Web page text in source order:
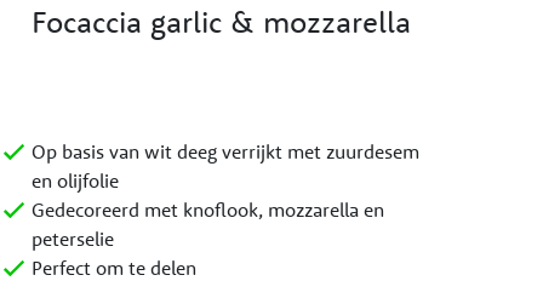
Focaccia garlic & mozzarella
Op basis van wit deeg verrijkt met zuurdesem
en olijfolie
Gedecoreerd met knoflook, mozzarella en
peterselie
Perfect om te delen